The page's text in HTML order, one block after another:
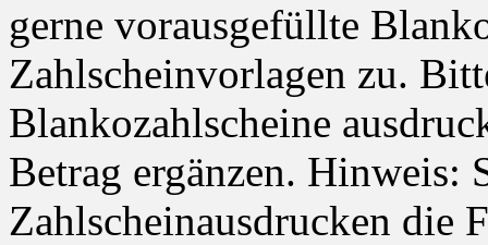
gerne vorausgefüllte
Zahlscheinvorlagen zu.
Blankozahlscheine
Betrag ergänzen. Hinweis:
Zahlscheinausdrucken die